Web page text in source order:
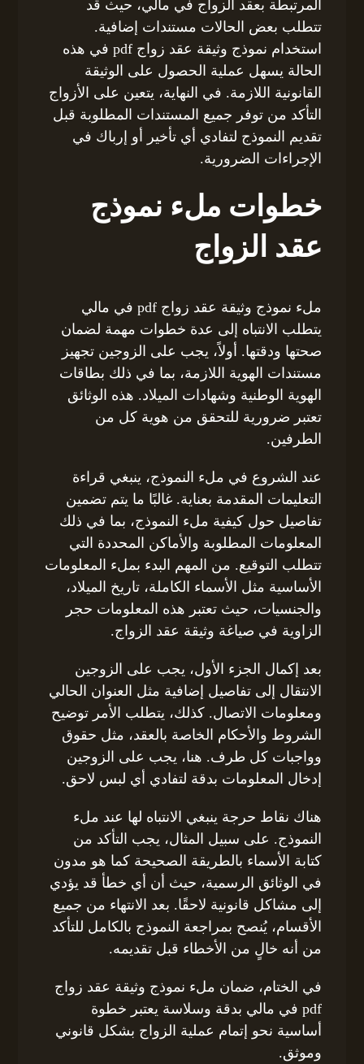
المرتبطة بعقد الزواج في مالي، حيث قد
تتطلب بعض الحالات مستندات إضافية.
استخدام نموذج وثيقة عقد زواج pdf في هذه
الحالة يسهل عملية الحصول على الوثيقة
القانونية اللازمة. في النهاية، يتعين على الأزواج
التأكد من توفر جميع المستندات المطلوبة قبل
تقديم النموذج لتفادي أي تأخير أو إرباك في
الإجراءات الضرورية.
خطوات ملء نموذج
عقد الزواج
ملء نموذج وثيقة عقد زواج pdf في مالي
يتطلب الانتباه إلى عدة خطوات مهمة لضمان
صحتها ودقتها. أولاً، يجب على الزوجين تجهيز
مستندات الهوية اللازمة، بما في ذلك بطاقات
الهوية الوطنية وشهادات الميلاد. هذه الوثائق
تعتبر ضرورية للتحقق من هوية كل من
الطرفين.
عند الشروع في ملء النموذج، ينبغي قراءة
التعليمات المقدمة بعناية. غالبًا ما يتم تضمين
تفاصيل حول كيفية ملء النموذج، بما في ذلك
المعلومات المطلوبة والأماكن المحددة التي
تتطلب التوقيع. من المهم البدء بملء المعلومات
الأساسية مثل الأسماء الكاملة، تاريخ الميلاد،
والجنسيات، حيث تعتبر هذه المعلومات حجر
الزاوية في صياغة وثيقة عقد الزواج.
بعد إكمال الجزء الأول، يجب على الزوجين
الانتقال إلى تفاصيل إضافية مثل العنوان الحالي
ومعلومات الاتصال. كذلك، يتطلب الأمر توضيح
الشروط والأحكام الخاصة بالعقد، مثل حقوق
وواجبات كل طرف. هنا، يجب على الزوجين
إدخال المعلومات بدقة لتفادي أي لبس لاحق.
هناك نقاط حرجة ينبغي الانتباه لها عند ملء
النموذج. على سبيل المثال، يجب التأكد من
كتابة الأسماء بالطريقة الصحيحة كما هو مدون
في الوثائق الرسمية، حيث أن أي خطأ قد يؤدي
إلى مشاكل قانونية لاحقًا. بعد الانتهاء من جميع
الأقسام، يُنصح بمراجعة النموذج بالكامل للتأكد
من أنه خالٍ من الأخطاء قبل تقديمه.
في الختام، ضمان ملء نموذج وثيقة عقد زواج
pdf في مالي بدقة وسلاسة يعتبر خطوة
أساسية نحو إتمام عملية الزواج بشكل قانوني
وموثق.